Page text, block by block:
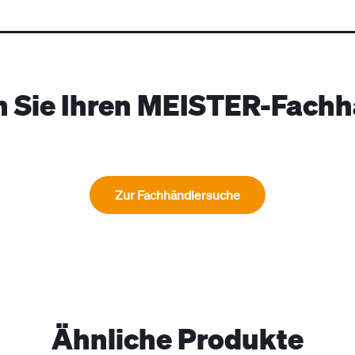
Sie Ihren MEISTER-
Zur Fachhändlersuche
Ähnliche Produkte